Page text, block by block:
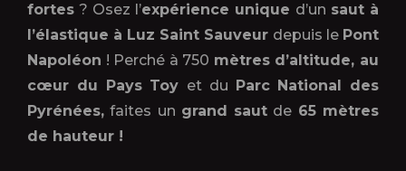
fortes ? Osez l’expérience unique d’un saut à
l’élastique à Luz Saint Sauveur depuis le Pont
Napoléon ! Perché à 750 mètres d’altitude, au
cœur du Pays Toy et du Parc National des
Pyrénées, faites un grand saut de 65mètres
de hauteur !